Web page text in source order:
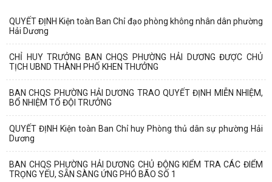
QUYẾT ĐỊNH Kiện toàn Ban Chỉ đạo phòng không nhân dân phường
Hải Dương
CHỈ HUY TRƯỞNG BAN CHQS PHƯỜNG HẢI DƯƠNG ĐƯỢC CHỦ
TỊCH UBND THÀNH PHỐ KHEN THƯỞNG
BAN CHQS PHƯỜNG HẢI DƯƠNG TRAO QUYẾT ĐỊNH MIỄN NHIỆM,
BỔ NHIỆM TỔ ĐỘI TRƯỞNG
QUYẾT ĐỊNH Kiện toàn Ban Chỉ huy Phòng thủ dân sự phường Hải
Dương
BAN CHQS PHƯỜNG HẢI DƯƠNG CHỦ ĐỘNG KIỂM TRA CÁC ĐIỂM
TRỌNG YẾU, SẴN SÀNG ỨNG PHÓ BÃO SỐ 1